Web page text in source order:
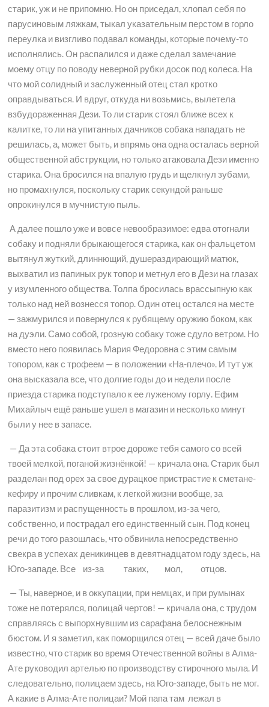
старик, уж и не припомню. Но он приседал, хлопал себя по
парусиновым ляжкам, тыкал указательным перстом в горло
переулка и визгливо подавал команды, которые почему-то
исполнялись. Он распалился и даже сделал замечание
моему отцу по поводу неверной рубки досок под колеса. На
что мой солидный и заслуженный отец стал кротко
оправдываться. И вдруг, откуда ни возьмись, вылетела
взбудораженная Дези. То ли старик стоял ближе всех к
калитке, то ли на упитанных дачников собака нападать не
решилась, а, может быть, и впрямь она одна осталась верной
общественной абструкции, но только атаковала Дези именно
старика. Она бросился на впалую грудь и щелкнул зубами,
но промахнулся, поскольку старик секундой раньше
опрокинулся в мучнистую пыль.
А далее пошло уже и вовсе невообразимое: едва отогнали
собаку и подняли брыкающегося старика, как он фальцетом
вытянул жуткий, длиннющий, душераздирающий матюк,
выхватил из папиных рук топор и метнул его в Дези на глазах
у изумленного общества. Толпа бросилась врассыпную как
только над ней вознесся топор. Один отец остался на месте
— зажмурился и повернулся к рубящему оружию боком, как
на дуэли. Само собой, грозную собаку тоже сдуло ветром. Но
вместо него появилась Мария Федоровна с этим самым
топором, как с трофеем — в положении «На-плечо». И тут уж
она высказала все, что долгие годы до и недели после
приезда старика подступало к ее луженому горлу. Ефим
Михайлыч ещё раньше ушел в магазин и несколько минут
были у нее в запасе.
— Да эта собака стоит втрое дороже тебя самого со всей
твоей мелкой, поганой жизнёнкой! — кричала она. Старик был
разделан под орех за свое дурацкое пристрастие к сметане-
кефиру и прочим сливкам, к легкой жизни вообще, за
паразитизм и распущенность в прошлом, из-за чего,
собственно, и пострадал его единственный сын. Под конец
речи до того разошлась, что обвинила непосредственно
свекра в успехах деникинцев в девятнадцатом году здесь, на
Юго-западе. Все из-за таких, мол, отцов.
— Ты, наверное, и в оккупации, при немцах, и при румынах
тоже не потерялся, полицай чертов! — кричала она, с трудом
справляясь с выпорхнувшим из сарафана белоснежным
бюстом. И я заметил, как поморщился отец — всей даче было
известно, что старик во время Отечественной войны в Алма-
Ате руководил артелью по производству стирочного мыла. И
следовательно, полицаем здесь, на Юго-западе, быть не мог.
А какие в Алма-Ате полицаи? Мой папа там лежал в